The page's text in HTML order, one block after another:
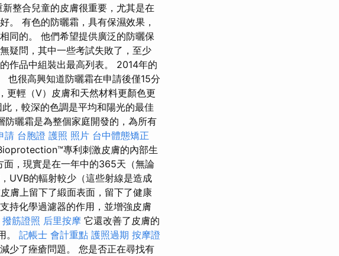
整合兒童的皮膚很重要，尤其是在
。 有色的防曬霜，具有保濕效果，
同的。 他們希望提供廣泛的防曬保
疑問，其中一些考試失敗了，至少
作品中組裝出最高列表。 2014年的
也很高興知道防曬霜在申請後僅15分
更輕（V）皮膚和天然材料更顏色更
，較深的色調是平均和陽光的最佳
曬霜是為整個家庭開發的，為所有
請 台胞證 護照 照片 台中體態矯正
專利刺激皮膚的內部生
面，現實是在一年中的365天（無論
UVB的輻射較少（這些射線是造成
膚上留下了緞面表面，留下了健康
持化學過濾器的作用，並增強皮膚
撥筋證照 后里按摩 它還改善了皮膚的
。 記帳士 會計重點 護照過期 按摩證
少了痤瘡問題。 您是否正在尋找有